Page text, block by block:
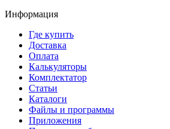
Информация
Где купить
Доставка
Оплата
Калькуляторы
Комплектатор
Статьи
Каталоги
Файлы и программы
Приложения